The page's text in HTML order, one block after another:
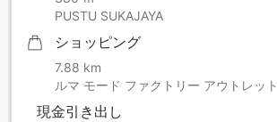
PUSTU SUKAJAYA
ショッピング
7.88 km
ルマ モード ファクトリー アウトレット
現金引き出し